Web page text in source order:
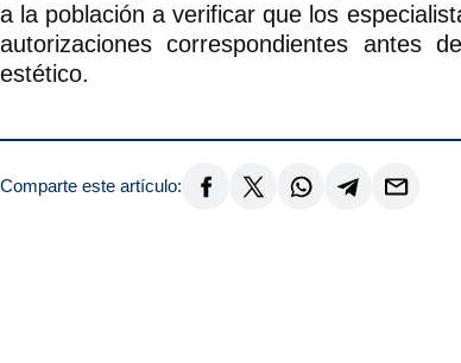
a la población a verificar que los
autorizaciones correspondientes antes
estético.
Comparte este artículo: